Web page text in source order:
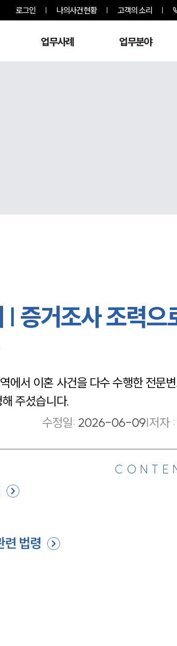
로그인 나의사건현황 고객의 소리
업무사례 업무분야
증거조사 조력으
에서 이혼 사건을 다수 수행한 전문
주셨습니다.
수정일: 2026-06-09|저자 :
련 법령